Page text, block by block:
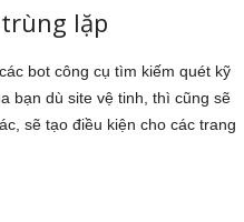
lặp
bot công cụ tìm kiếm quét kỹ
bạn dù site vệ tinh, thì cũng sẽ
sẽ tạo điều kiện cho các trang